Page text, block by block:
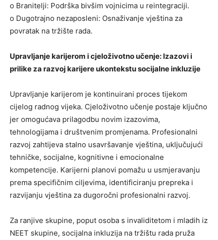
o Branitelji: Podrška bivšim vojnicima u reintegraciji.
o Dugotrajno nezaposleni: Osnaživanje vještina za
povratak na tržište rada.
Upravljanje karijerom i cjeloživotno učenje: Izazovi i
prilike za razvoj karijere ukontekstu socijalne inkluzije
Upravljanje karijerom je kontinuirani proces tijekom
cijelog radnog vijeka. Cjeloživotno učenje postaje ključno
jer omogućava prilagodbu novim izazovima,
tehnologijama i društvenim promjenama. Profesionalni
razvoj zahtijeva stalno usavršavanje vještina, uključujući
tehničke, socijalne, kognitivne i emocionalne
kompetencije. Karijerni planovi pomažu u usmjeravanju
prema specifičnim ciljevima, identificiranju prepreka i
razvijanju vještina za dugoročni profesionalni razvoj.
Za ranjive skupine, poput osoba s invaliditetom i mladih iz
NEET skupine, socijalna inkluzija na tržištu rada pruža